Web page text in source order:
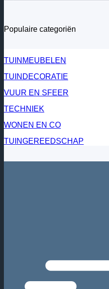
Populaire categoriën
TUINMEUBELEN
TUINDECORATIE
VUUR EN SFEER
TECHNIEK
WONEN EN CO
TUINGEREEDSCHAP